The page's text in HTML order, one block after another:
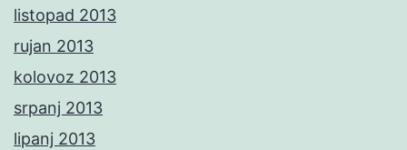
listopad 2013
rujan 2013
kolovoz 2013
srpanj 2013
lipanj 2013